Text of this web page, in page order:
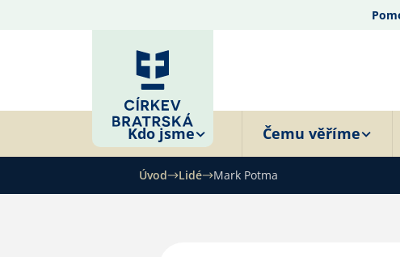
Kdo jsme Čemu věříme
Úvod Lidé Mark Potma